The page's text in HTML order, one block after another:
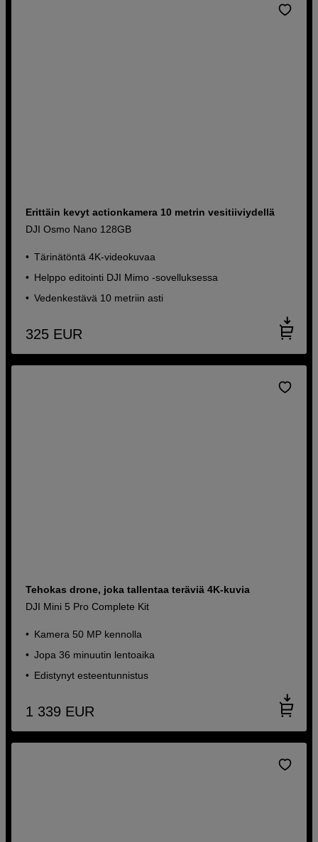
Erittäin kevyt actionkamera 10 metrin vesitiiviydellä
DJI Osmo Nano 128GB
Tärinätöntä 4K-videokuvaa
Helppo editointi DJI Mimo -sovelluksessa
Vedenkestävä 10 metriin asti
325 EUR
Tehokas drone, joka tallentaa teräviä 4K-kuvia
DJI Mini 5 Pro Complete Kit
Kamera 50 MP kennolla
Jopa 36 minuutin lentoaika
Edistynyt esteentunnistus
1 339 EUR